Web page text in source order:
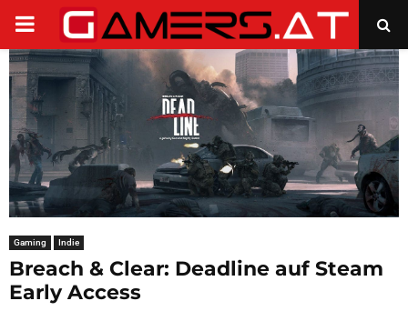
PRIMARY
MENU
Gaming Indie
Breach & Clear: Deadline auf Steam
Early Access